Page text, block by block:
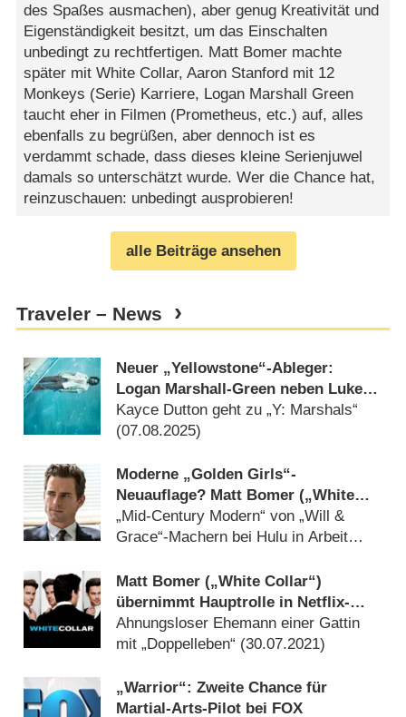
des Spaßes ausmachen), aber genug Kreativität und
Eigenständigkeit besitzt, um das Einschalten
unbedingt zu rechtfertigen. Matt Bomer machte
später mit White Collar, Aaron Stanford mit 12
Monkeys (Serie) Karriere, Logan Marshall Green
taucht eher in Filmen (Prometheus, etc.) auf, alles
ebenfalls zu begrüßen, aber dennoch ist es
verdammt schade, dass dieses kleine Serienjuwel
damals so unterschätzt wurde. Wer die Chance hat,
reinzuschauen: unbedingt ausprobieren!
alle Beiträge ansehen
Traveler – News
Neuer „Yellowstone“-Ableger:
Logan Marshall-Green neben Luke
Grimes verpflichtet
Kayce Dutton geht zu „Y: Marshals“
(07.08.2025)
Moderne „Golden Girls“-
Neuauflage? Matt Bomer („White
Collar“) führt neue Sitcom an
„Mid-Century Modern“ von „Will &
Grace“-Machern bei Hulu in Arbeit
Matt Bomer („White Collar“)
übernimmt Hauptrolle in Netflix-
Serie „Echoes“
Ahnungsloser Ehemann einer Gattin
mit „Doppelleben“ (30.07.2021)
„Warrior“: Zweite Chance für
Martial-Arts-Pilot bei FOX